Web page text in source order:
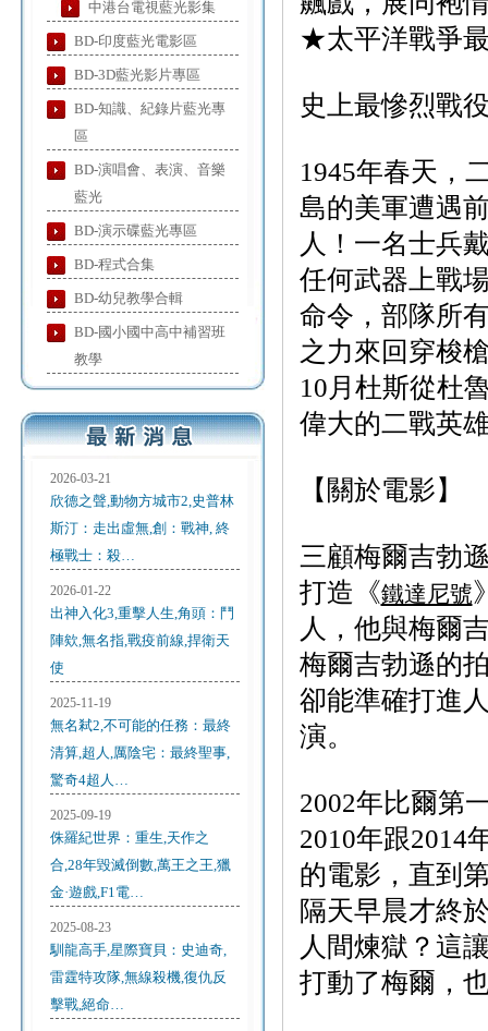
中港台電視藍光影集
BD-印度藍光電影區
BD-3D藍光影片專區
BD-知識、紀錄片藍光專
區
BD-演唱會、表演、音樂
藍光
BD-演示碟藍光專區
BD-程式合集
BD-幼兒教學合輯
BD-國小國中高中補習班
教學
2026-03-21
欣德之聲,動物方城市2,史普林
斯汀：走出虛無,創：戰神, 終
極戰士：殺…
2026-01-22
出神入化3,重擊人生,角頭：鬥
陣欸,無名指,戰疫前線,捍衛天
使
2025-11-19
無名弒2,不可能的任務：最終
清算,超人,厲陰宅：最終聖事,
驚奇4超人…
2025-09-19
侏羅紀世界：重生,天作之
合,28年毀滅倒數,萬王之王,獵
金·遊戲,F1電…
2025-08-23
馴龍高手,星際寶貝：史迪奇,
雷霆特攻隊,無線殺機,復仇反
擊戰,絕命…
★太平洋戰爭
史上最慘烈戰
1945年春天，
島的美軍遭遇
人！一名士兵
任何武器上戰
命令，部隊所
之力來回穿梭
10月杜斯從杜
偉大的二戰英
【關於電影】
三顧梅爾吉勃
打造《鐵達尼號
人，他與梅爾
梅爾吉勃遜的
卻能準確打進
演。
2002年比爾第
2010年跟2014
的電影，直到
隔天早晨才終
人間煉獄？這
打動了梅爾，